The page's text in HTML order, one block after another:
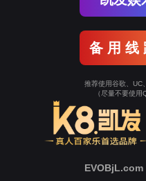
返回Ezpay